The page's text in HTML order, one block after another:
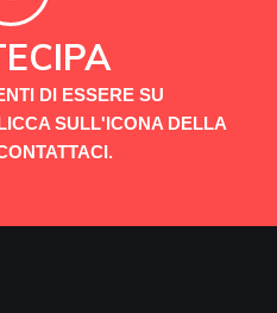
DI ESSERE SU
SULL'ICONA DELLA